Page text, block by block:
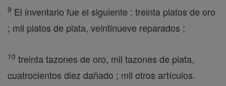
9 El inventario fue el siguiente : treinta platos de oro
; mil platos de plata, veintinueve reparados ;
10 treinta tazones de oro, mil tazones de plata,
cuatrocientos diez dañado ; mil otros artículos.